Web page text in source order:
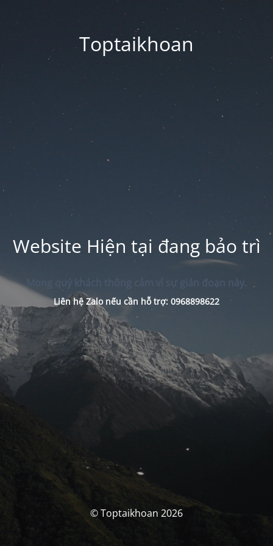
Toptaikhoan
Website Hiện tại đang bảo trì
Mong quý khách thông cảm vì sự gián đoạn này.
Liên hệ Zalo nếu cần hỗ trợ: 0968898622
© Toptaikhoan 2026